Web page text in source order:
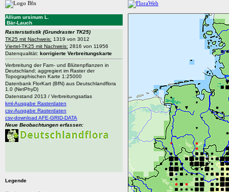
Allium ursinum L.
Bär-Lauch
Rasterstatistik (Grundraster TK25)
TK25 mit Nachweis: 1319 von 3012
Viertel-TK25 mit Nachweis: 2816 von 11956
Datenqualität: korrigierte Verbreitungskarte
Verbreitung der Farn- und Blütenpflanzen in
Deutschland; aggregiert im Raster der
Topographischen Karte 1:25000
Datenbank FlorKart (BfN) aus Deutschlandflora
1.0 (NetPhyD)
Datenstand 2013 / Verbreitungsatlas
kml-Ausgabe Rasterdaten
csv-Ausgabe Rasterdaten
csv-download AFE-GRID-DATA
Neue Beobachtungen erfassen:
Legende